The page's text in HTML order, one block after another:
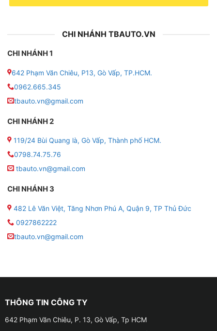
CHI NHÁNH TBAUTO.VN
CHI NHÁNH 1
642 Phạm Văn Chiêu, P13, Gò Vấp, TP.HCM.
0962.665.345
tbauto.vn@gmail.com
CHI NHÁNH 2
119/24 Bùi Quang là, Gò Vấp, Thành phố HCM.
0798.74.75.76
tbauto.vn@gmail.com
CHI NHÁNH 3
482 Lê Văn Việt, Tăng Nhơn Phú A, Quận 9, TP Thủ Đức
0927862222
tbauto.vn@gmail.com
THÔNG TIN CÔNG TY
642 Phạm Văn Chiêu, P. 13, Gò Vấp, Tp HCM